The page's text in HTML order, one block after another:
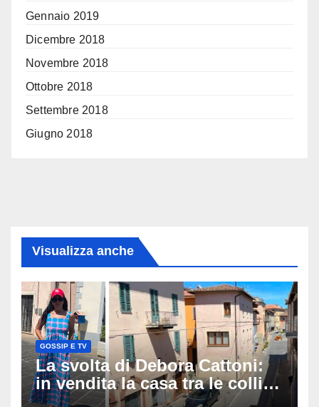
Gennaio 2019
Dicembre 2018
Novembre 2018
Ottobre 2018
Settembre 2018
Giugno 2018
Visualizza anche
GOSSIP E TV
La svolta di Debora Cattoni:
in vendita la casa tra le colline
umbre amate da artisti e